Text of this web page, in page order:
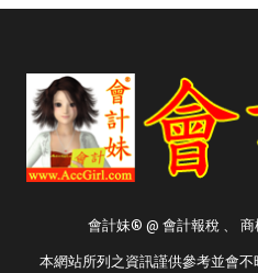
會計妹® @ 會計報稅 、
本網站所列之資訊謹供參考並會